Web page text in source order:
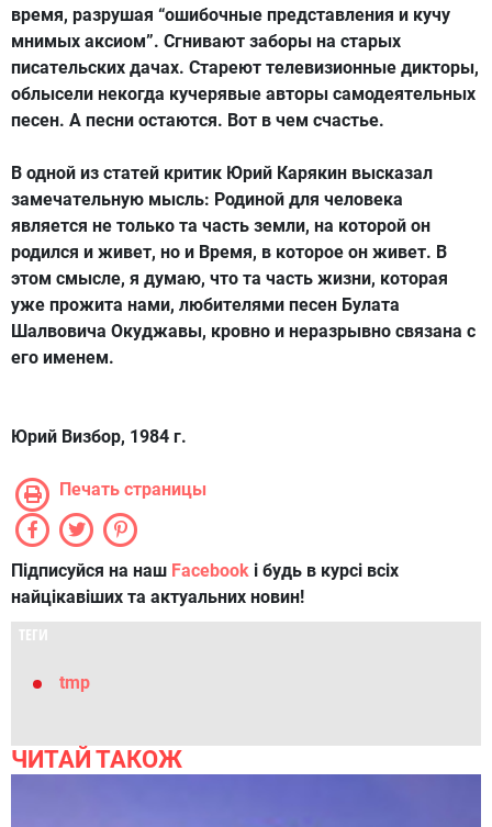
время, разрушая “ошибочные представления и кучу
мнимых аксиом”. Сгнивают заборы на старых
писательских дачах. Стареют телевизионные дикторы,
облысели некогда кучерявые авторы самодеятельных
песен. А песни остаются. Вот в чем счастье.
В одной из статей критик Юрий Карякин высказал
замечательную мысль: Родиной для человека
является не только та часть земли, на которой он
родился и живет, но и Время, в которое он живет. В
этом смысле, я думаю, что та часть жизни, которая
уже прожита нами, любителями песен Булата
Шалвовича Окуджавы, кровно и неразрывно связана с
его именем.
Юрий Визбор, 1984 г.
Печать страницы
Підписуйся на наш Facebook і будь в курсі всіх
найцікавіших та актуальних новин!
ТЕГИ
tmp
ЧИТАЙ ТАКОЖ